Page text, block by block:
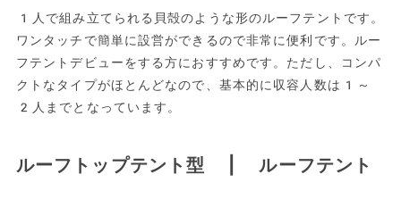
1人で組み立てられる貝殻のような形のルーフテントです。
ワンタッチで簡単に設営ができるので非常に便利です。ルー
フテントデビューをする方におすすめです。ただし、コンパ
クトなタイプがほとんどなので、基本的に収容人数は1～
2人までとなっています。
ルーフトップテント型 | ルーフテント